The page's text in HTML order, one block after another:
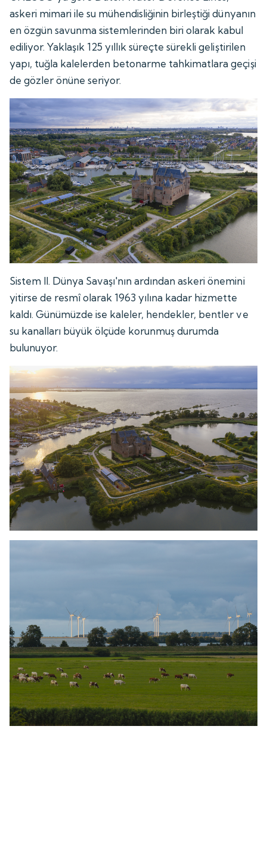
askeri mimari ile su mühendisliğinin birleştiği dünyanın
en özgün savunma sistemlerinden biri olarak kabul
ediliyor. Yaklaşık 125 yıllık süreçte sürekli geliştirilen
yapı, tuğla kalelerden betonarme tahkimatlara geçişi
de gözler önüne seriyor.
Sistem II. Dünya Savaşı'nın ardından askeri önemini
yitirse de resmî olarak 1963 yılına kadar hizmette
kaldı. Günümüzde ise kaleler, hendekler, bentler ve
su kanalları büyük ölçüde korunmuş durumda
bulunuyor.